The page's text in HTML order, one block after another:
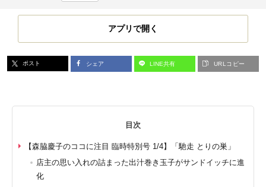
アプリで開く
ポスト シェア LINE共有 URLコピー
目次
【森脇慶子のココに注目 臨時特別号 1/4】「馳走 とりの巣」
店主の思い入れの詰まった出汁巻き玉子がサンドイッチに進
化